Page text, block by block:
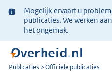
Ter
informatie:
Mogelijk ervaart u
publicaties. We werken
het ongemak.
U
Publicaties Officiële publicaties